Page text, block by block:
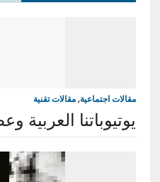
مقالات اجتماعية, مقالات تقنية
يوتيوباتنا